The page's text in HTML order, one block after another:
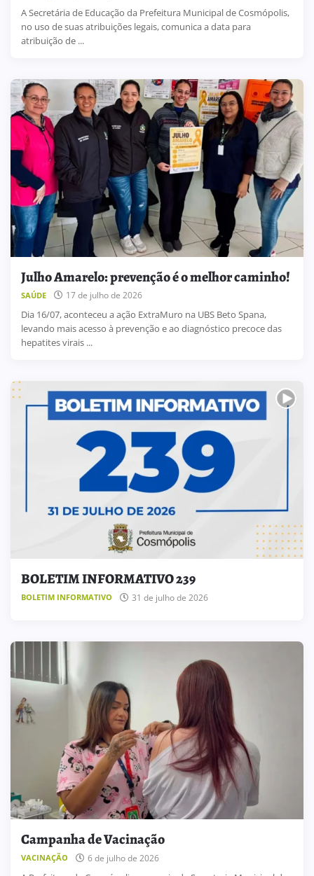
A Secretária de Educação da Prefeitura Municipal de Cosmópolis,
no uso de suas atribuições legais, comunica a data para
atribuição de ...
Julho Amarelo: prevenção é o melhor caminho!
SAÚDE 17 de julho de 2026
Dia 16/07, aconteceu a ação ExtraMuro na UBS Beto Spana,
levando mais acesso à prevenção e ao diagnóstico precoce das
hepatites virais ...
BOLETIM INFORMATIVO 239
BOLETIM INFORMATIVO 31 de julho de 2026
Campanha de Vacinação
VACINAÇÃO 6 de julho de 2026